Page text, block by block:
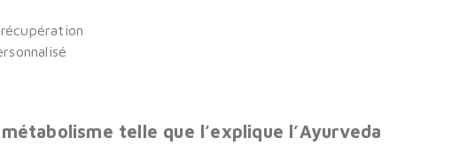
telle que l’explique l’Ayurveda